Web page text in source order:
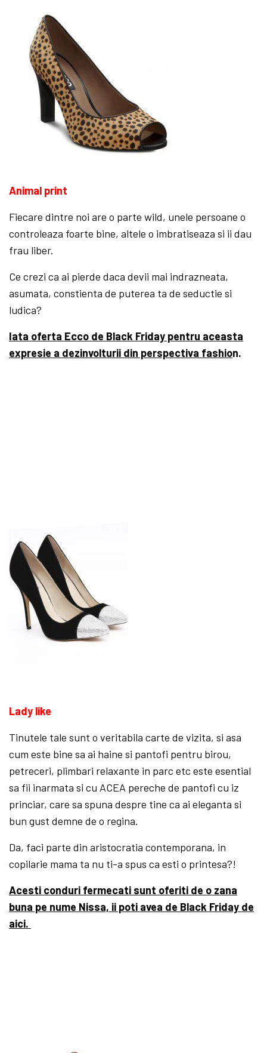
Animal print
Fiecare dintre noi are o parte wild, unele persoane o
controleaza foarte bine, altele o imbratiseaza si ii dau
frau liber.
Ce crezi ca ai pierde daca devii mai indrazneata,
asumata, constienta de puterea ta de seductie si
ludica?
Iata oferta Ecco de Black Friday pentru aceasta
expresie a dezinvolturii din perspectiva fashion.
Lady like
Tinutele tale sunt o veritabila carte de vizita, si asa
cum este bine sa ai haine si pantofi pentru birou,
petreceri, plimbari relaxante in parc etc este esential
sa fii inarmata si cu ACEA pereche de pantofi cu iz
princiar, care sa spuna despre tine ca ai eleganta si
bun gust demne de o regina.
Da, faci parte din aristocratia contemporana, in
copilarie mama ta nu ti-a spus ca esti o printesa?!
Acesti conduri fermecati sunt oferiti de o zana
buna pe nume Nissa, ii poti avea de Black Friday de
aici.